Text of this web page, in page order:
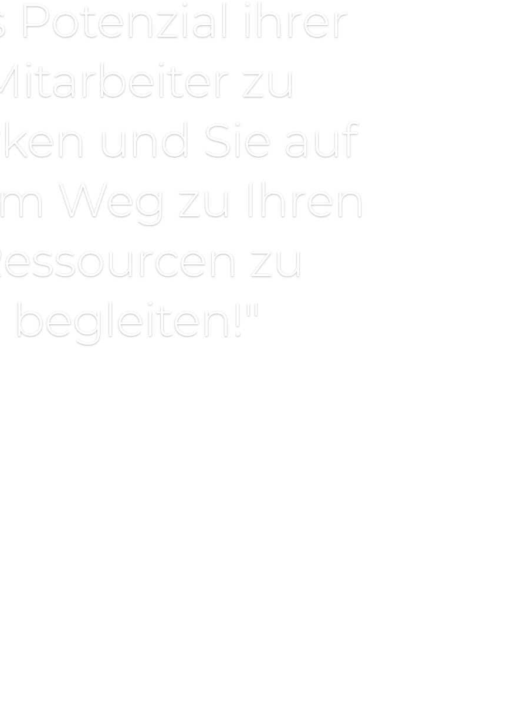
Potenzial ihrer
zu
und Sie auf
Weg zu Ihren
zu
begleiten!"